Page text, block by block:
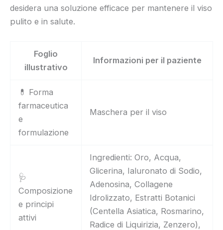
desidera una soluzione efficace per mantenere il viso
pulito e in salute.
Foglio
illustrativo
Informazioni per il paziente
💊 Forma
farmaceutica
e
formulazione
Maschera per il viso
🩺
Composizione
e principi
attivi
Ingredienti: Oro, Acqua,
Glicerina, Ialuronato di Sodio,
Adenosina, Collagene
Idrolizzato, Estratti Botanici
(Centella Asiatica, Rosmarino,
Radice di Liquirizia, Zenzero),